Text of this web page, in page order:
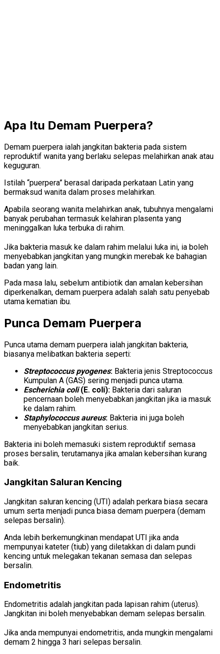
Apa Itu Demam Puerpera?
Demam puerpera ialah jangkitan bakteria pada sistem
reproduktif wanita yang berlaku selepas melahirkan anak atau
keguguran.
Istilah “puerpera” berasal daripada perkataan Latin yang
bermaksud wanita dalam proses melahirkan.
Apabila seorang wanita melahirkan anak, tubuhnya mengalami
banyak perubahan termasuk kelahiran plasenta yang
meninggalkan luka terbuka di rahim.
Jika bakteria masuk ke dalam rahim melalui luka ini, ia boleh
menyebabkan jangkitan yang mungkin merebak ke bahagian
badan yang lain.
Pada masa lalu, sebelum antibiotik dan amalan kebersihan
diperkenalkan, demam puerpera adalah salah satu penyebab
utama kematian ibu.
Punca Demam Puerpera
Punca utama demam puerpera ialah jangkitan bakteria,
biasanya melibatkan bakteria seperti:
Streptococcus pyogenes: Bakteria jenis Streptococcus
Kumpulan A (GAS) sering menjadi punca utama.
Escherichia coli(E. coli): Bakteria dari saluran
pencernaan boleh menyebabkan jangkitan jika ia masuk
ke dalam rahim.
Staphylococcus aureus: Bakteria ini juga boleh
menyebabkan jangkitan serius.
Bakteria ini boleh memasuki sistem reproduktif semasa
proses bersalin, terutamanya jika amalan kebersihan kurang
baik.
Jangkitan Saluran Kencing
Jangkitan saluran kencing (UTI) adalah perkara biasa secara
umum serta menjadi punca biasa demam puerpera (demam
selepas bersalin).
Anda lebih berkemungkinan mendapat UTI jika anda
mempunyai kateter (tiub) yang diletakkan di dalam pundi
kencing untuk melegakan tekanan semasa dan selepas
bersalin.
Endometritis
Endometritis adalah jangkitan pada lapisan rahim (uterus).
Jangkitan ini boleh menyebabkan demam selepas bersalin.
Jika anda mempunyai endometritis, anda mungkin mengalami
demam 2 hingga 3 hari selepas bersalin.